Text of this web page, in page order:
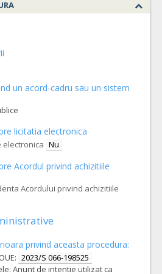
un acord-cadru sau un sistem
licitatia electronica
electronica Nu
Acordul privind achizitiile
Acordului privind achizitiile
privind aceasta procedura:
2023/S 066-198525
Anunt de intentie utilizat ca